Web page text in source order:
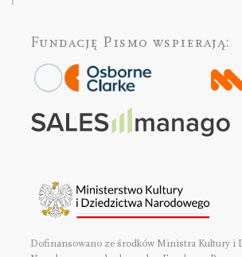
Fundację Pismo wspierają:
Dofinansowano ze środków Ministra Kultury i